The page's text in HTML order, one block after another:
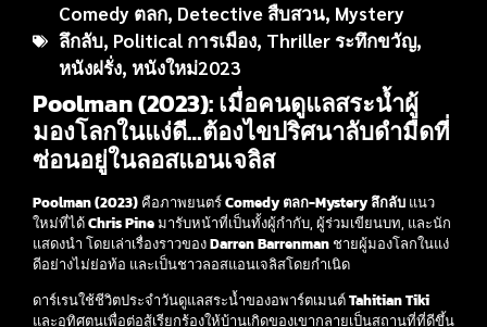
Comedy ตลก, Detective สืบสวน, Mystery
ลึกลับ, Political การเมือง, Thriller ระทึกขวัญ,
หนังฝรั่ง, หนังใหม่2023
Poolman (2023): เมื่อคนดูแลสระน้ำผู้
มองโลกในแง่ดี…ต้องไขปริศนาลับดำมืดที่
ซ่อนอยู่ในลอสแอนเจลิส
Poolman (2023) คือภาพยนตร์Comedy ตลก-Mystery ลึกลับ แนว
ใหม่ที่ได้Chris Pineมารับหน้าที่เป็นทั้งผู้กำกับ, ผู้ร่วมเขียนบท, และนัก
แสดงนำ โดยเล่าเรื่องราวของDarren Barrenmanชายผู้มองโลกในแง่
ดีอย่างไม่ย่อท้อ และเป็นชาวลอสแอนเจลิสโดยกำเนิด
ดาร์เรนใช้ชีวิตประจำวันดูแลสระน้ำของอพาร์ตเมนต์Tahitian Tiki
และอุทิศตนเพื่อต่อสู้เรียกร้องให้บ้านเกิดของเขากลายเป็นสถานที่ที่ดีขึ้น